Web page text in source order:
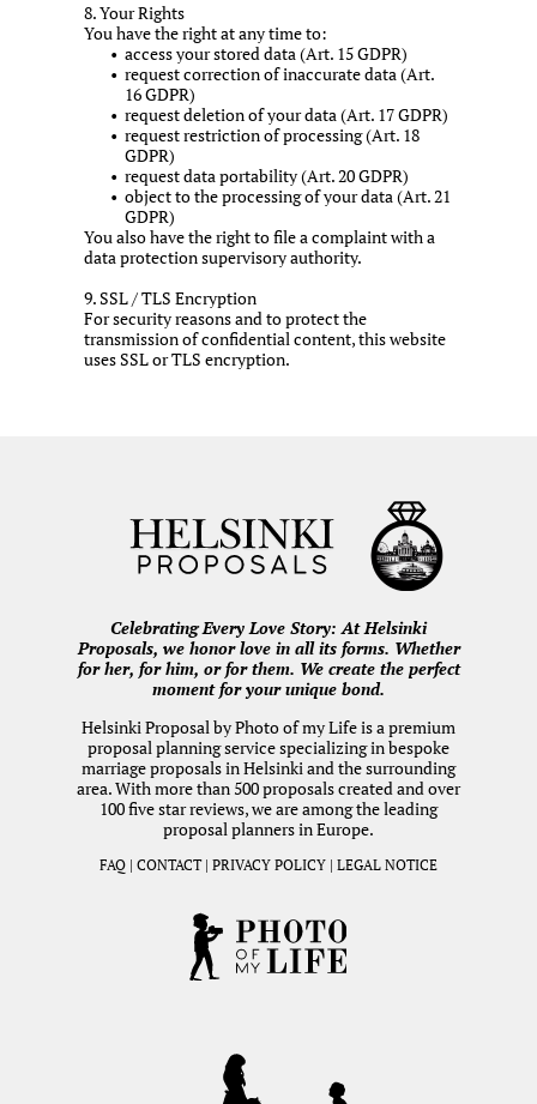
8. Your Rights
You have the right at any time to:
access your stored data (Art. 15 GDPR)
request correction of inaccurate data (Art.
16 GDPR)
request deletion of your data (Art. 17 GDPR)
request restriction of processing (Art. 18
GDPR)
request data portability (Art. 20 GDPR)
object to the processing of your data (Art. 21
GDPR)
You also have the right to file a complaint with a
data protection supervisory authority.
9. SSL / TLS Encryption
For security reasons and to protect the
transmission of confidential content, this website
uses SSL or TLS encryption.
Celebrating Every Love Story: At Helsinki
Proposals, we honor love in all its forms. Whether
for her, for him, or for them. We create the perfect
moment for your unique bond.
Helsinki Proposal byPhoto of my Lifeis a premium
proposal planning service specializing in bespoke
marriage proposals in Helsinki and the surrounding
area. With more than 500 proposals created and over
100 five star reviews, we are among the leading
proposal planners in Europe.
FAQ | CONTACT| PRIVACY POLICY | LEGAL NOTICE